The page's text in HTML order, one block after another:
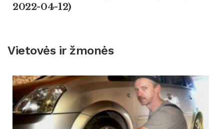
2022-04-12)
Vietovės ir žmonės